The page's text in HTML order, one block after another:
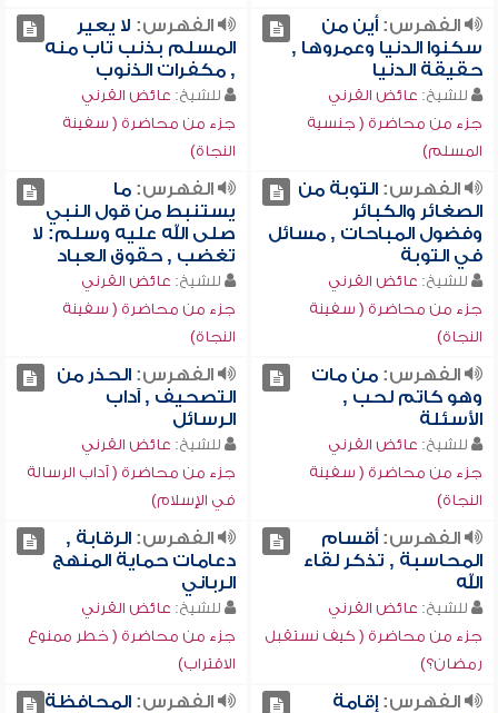
الفهرس:أين من
سكنوا الدنيا وعمروها ,
حقيقة الدنيا
للشيخ: عائض القرني
جزء من محاضرة ( جنسية
المسلم)
الفهرس: لا يعير
المسلم بذنب تاب منه
, مكفرات الذنوب
للشيخ: عائض القرني
جزء من محاضرة ( سفينة
النجاة)
الفهرس:التوبة من
الصغائر والكبائر
وفضول المباحات , مسائل
في التوبة
للشيخ: عائض القرني
جزء من محاضرة ( سفينة
النجاة)
الفهرس:ما
يستنبط من قول النبي
صلى الله عليه وسلم: لا
تغضب , حقوق العباد
للشيخ: عائض القرني
جزء من محاضرة ( سفينة
النجاة)
الفهرس:من مات
وهو كاتم لحب ,
الأسئلة
للشيخ: عائض القرني
جزء من محاضرة ( سفينة
النجاة)
الفهرس:الحذر من
التصحيف , آداب
الرسائل
للشيخ: عائض القرني
جزء من محاضرة ( آداب الرسالة
في الإسلام)
الفهرس:أقسام
المحاسبة , تذكر لقاء
الله
للشيخ: عائض القرني
جزء من محاضرة ( كيف نستقبل
رمضان؟)
الفهرس:الرقابة ,
دعامات حماية المنهج
الرباني
للشيخ: عائض القرني
جزء من محاضرة ( خطر ممنوع
الاقتراب)
الفهرس:إقامة
الفهرس:المحافظة